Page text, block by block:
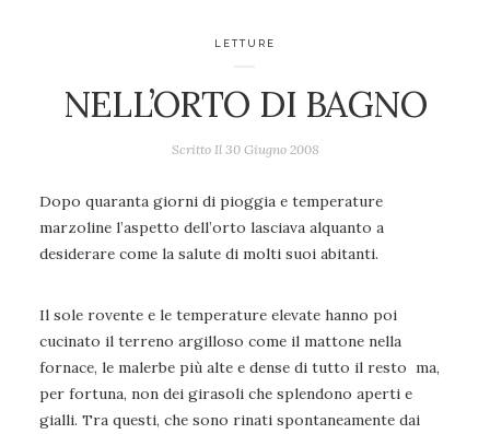
LETTURE
NELL’ORTO DI BAGNO
Scritto Il 30 Giugno 2008
Dopo quaranta giorni di pioggia e temperature
marzoline l’aspetto dell’orto lasciava alquanto a
desiderare come la salute di molti suoi abitanti.
Il sole rovente e le temperature elevate hanno poi
cucinato il terreno argilloso come il mattone nella
fornace, le malerbe più alte e dense di tutto il resto ma,
per fortuna, non dei girasoli che splendono aperti e
gialli. Tra questi, che sono rinati spontaneamente dai